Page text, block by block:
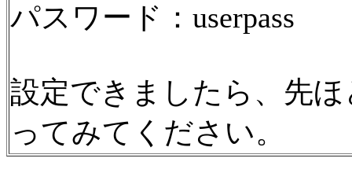
パスワード：userpass
設定できましたら、先
ってみてください。